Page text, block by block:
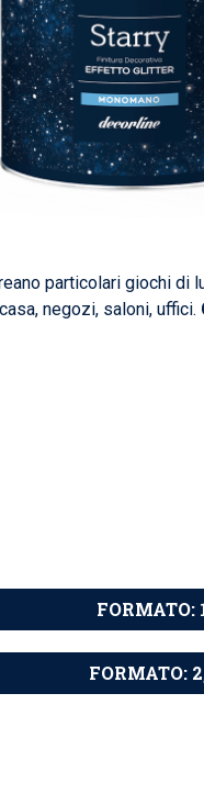
particolari giochi di
negozi, saloni, uffici.
FORMATO:
FORMATO: